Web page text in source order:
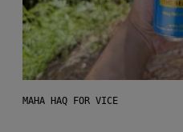
MAHA HAQ FOR VICE